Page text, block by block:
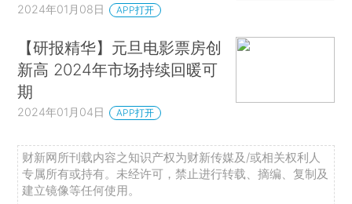
2024年01月08日 APP打开
【研报精华】元旦电影票房创
新高 2024年市场持续回暖可
期
2024年01月04日 APP打开
财新网所刊载内容之知识产权为财新传媒及/或相关权利人
专属所有或持有。未经许可，禁止进行转载、摘编、复制及
建立镜像等任何使用。